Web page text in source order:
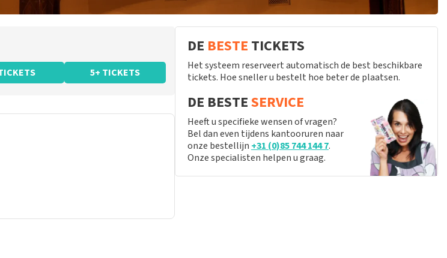
5+ TICKETS
DE BESTE TICKETS
Het systeem reserveert automatisch de best beschikbare
tickets. Hoe sneller u bestelt hoe beter de plaatsen.
DE BESTESERVICE
Heeft u specifieke wensen of vragen?
Bel dan even tijdens kantooruren naar
onze bestellijn +31 (0)85 744 144 7.
Onze specialisten helpen u graag.